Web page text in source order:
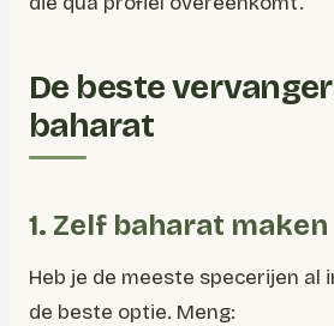
De beste
baharat
1. Zelf baharat maken
Heb je de meeste specerijen al
de beste optie. Meng: